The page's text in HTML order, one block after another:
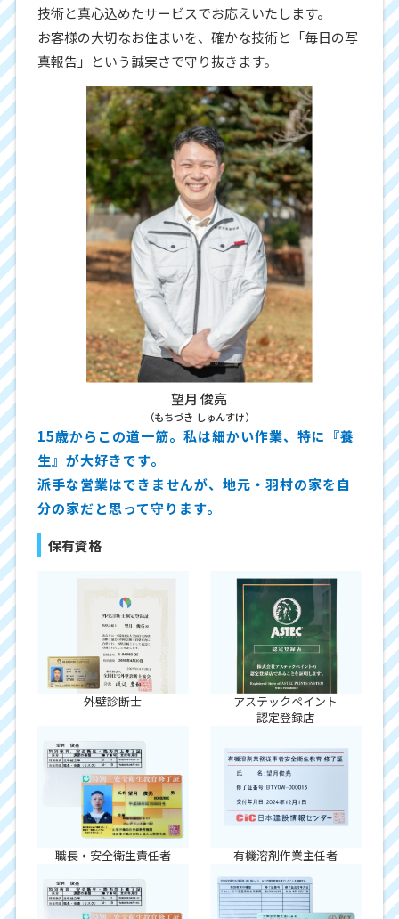
技術と真心込めたサービスでお応えいたします。
お客様の大切なお住まいを、確かな技術と「毎日の写
真報告」という誠実さで守り抜きます。
望月 俊亮
（もちづき しゅんすけ）
15歳からこの道一筋。私は細かい作業、特に『養
生』が大好きです。
派手な営業はできませんが、地元・羽村の家を自
分の家だと思って守ります。
保有資格
外壁診断士
アステックペイント
認定登録店
職長・安全衛生責任者 有機溶剤作業主任者